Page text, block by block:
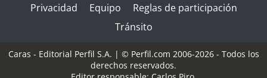
Privacidad
Equipo
Reglas de participación
Tránsito
Caras - Editorial Perfil S.A. | © Perfil.com 2006-2026 - Todos los
derechos reservados.